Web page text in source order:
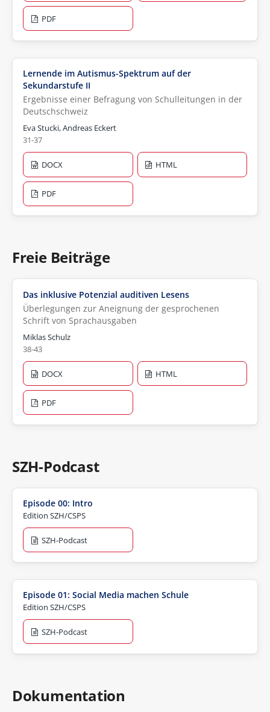
PDF
Lernende im Autismus-Spektrum auf der
Sekundarstufe II
Ergebnisse einer Befragung von Schulleitungen in der
Deutschschweiz
Eva Stucki, Andreas Eckert
31-37
DOCX HTML
PDF
Freie Beiträge
Das inklusive Potenzial auditiven Lesens
Überlegungen zur Aneignung der gesprochenen
Schrift von Sprachausgaben
Miklas Schulz
38-43
DOCX HTML
PDF
SZH-Podcast
Episode 00: Intro
Edition SZH/CSPS
SZH-Podcast
Episode 01: Social Media machen Schule
Edition SZH/CSPS
SZH-Podcast
Dokumentation